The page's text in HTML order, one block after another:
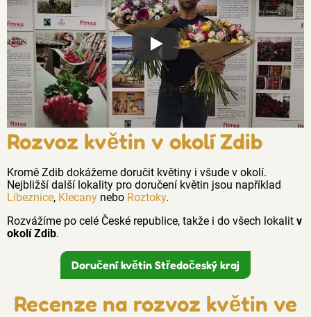
Proč jsou květiny z Florea tak
Rozvoz květin v okolí Zdib
Kromě Zdib dokážeme doručit květiny i všude v okolí.
Nejbližší další lokality pro doručení květin jsou například
Líbeznice, Klecany nebo Roztoky.
Rozvážíme po celé České republice, takže i do všech lokalit v
okolí Zdib.
Doručení květin Středočeský kraj
Recenze na rozvoz květin ve